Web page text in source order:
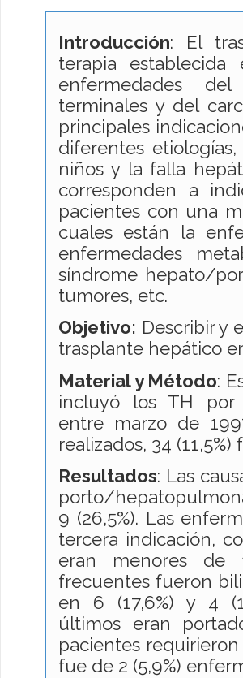
Introducción: El
terapia
enfermedades
terminales y del
principales
diferentes
niños y la falla
corresponden a
pacientes con una
cuales están la
enfermedades
síndrome hepato/
tumores, etc.
Objetivo: Describir y
trasplante hepático
Material y Método:
incluyó los TH por
entre marzo de
realizados, 34
Resultados: Las
porto/
9 (26,5%). Las
tercera indicación,
eran menores de
frecuentes fueron
en 6 (17,6%) y 4
últimos eran
pacientes
fue de 2 (5,9%)